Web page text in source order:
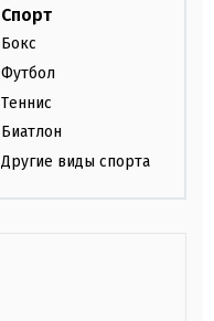
Спорт
Бокс
Футбол
Теннис
Биатлон
Другие виды спорта